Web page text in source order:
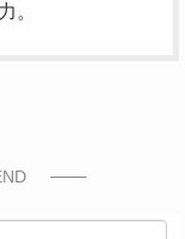
。